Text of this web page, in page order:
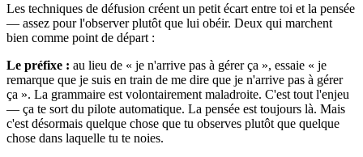
Les techniques de défusion créent un petit écart entre toi et la pensée
— assez pour l'observer plutôt que lui obéir. Deux qui marchent
bien comme point de départ :
Le préfixe : au lieu de « je n'arrive pas à gérer ça », essaie « je
remarque que je suis en train de me dire que je n'arrive pas à gérer
ça ». La grammaire est volontairement maladroite. C'est tout l'enjeu
— ça te sort du pilote automatique. La pensée est toujours là. Mais
c'est désormais quelque chose que tu observes plutôt que quelque
chose dans laquelle tu te noies.